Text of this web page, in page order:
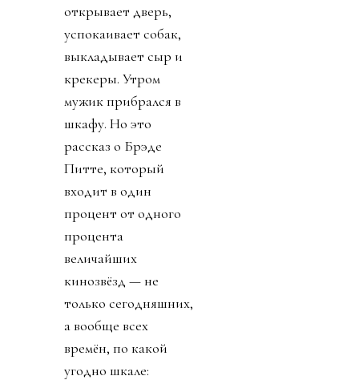
открывает дверь,
успокаивает собак,
выкладывает сыр и
крекеры. Утром
мужик прибрался в
шкафу. Но это
рассказ о Брэде
Питте, который
входит в один
процент от одного
процента
величайших
кинозвёзд — не
только сегодняшних,
а вообще всех
времён, по какой
угодно шкале: